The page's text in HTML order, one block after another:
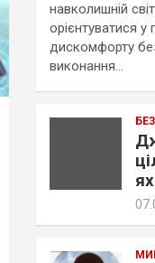
навколишній
орієнтуватися у
дискомфорту
виконання…